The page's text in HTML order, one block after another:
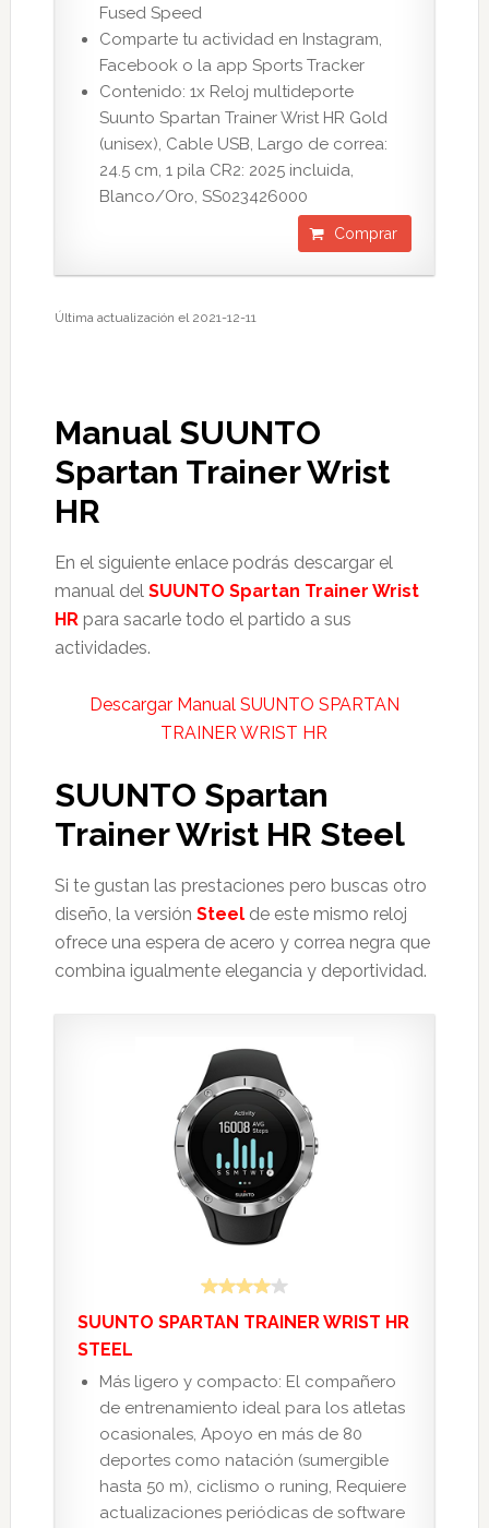
Fused Speed
Comparte tu actividad en Instagram,
Facebook o la app Sports Tracker
Contenido: 1x Reloj multideporte
Suunto Spartan Trainer Wrist HR Gold
(unisex), Cable USB, Largo de correa:
24.5 cm, 1 pila CR2: 2025 incluida,
Blanco/Oro, SS023426000
Comprar
Última actualización el 2021-12-11
Manual SUUNTO
Spartan Trainer Wrist
HR
En el siguiente enlace podrás descargar el
manual del SUUNTO Spartan Trainer Wrist
HRpara sacarle todo el partido a sus
actividades.
Descargar Manual SUUNTO SPARTAN
TRAINER WRIST HR
SUUNTO Spartan
Trainer Wrist HR Steel
Si te gustan las prestaciones pero buscas otro
diseño, la versión Steelde este mismo reloj
ofrece una espera de acero y correa negra que
combina igualmente elegancia y deportividad.
SUUNTO SPARTAN TRAINER WRIST HR
STEEL
Más ligero y compacto: El compañero
de entrenamiento ideal para los atletas
ocasionales, Apoyo en más de 80
deportes como natación (sumergible
hasta 50 m), ciclismo o runing, Requiere
actualizaciones periódicas de software